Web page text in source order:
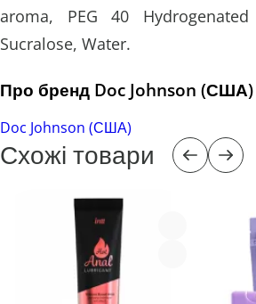
aroma, PEG 40
Sucralose, Water.
Про бренд Doc Johnson (США)
Doc Johnson (США)
Схожі товари